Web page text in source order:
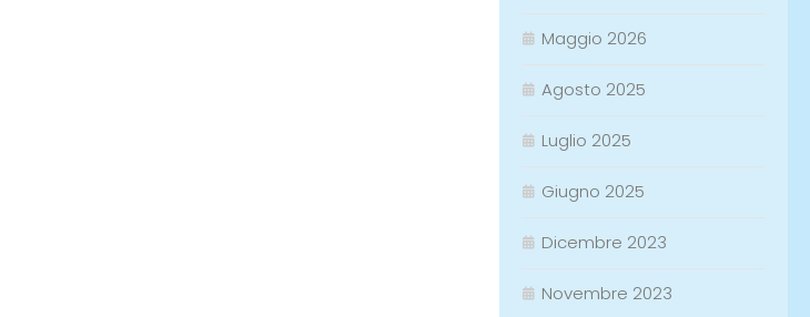
Maggio 2026
Agosto 2025
Luglio 2025
Giugno 2025
Dicembre 2023
Novembre 2023